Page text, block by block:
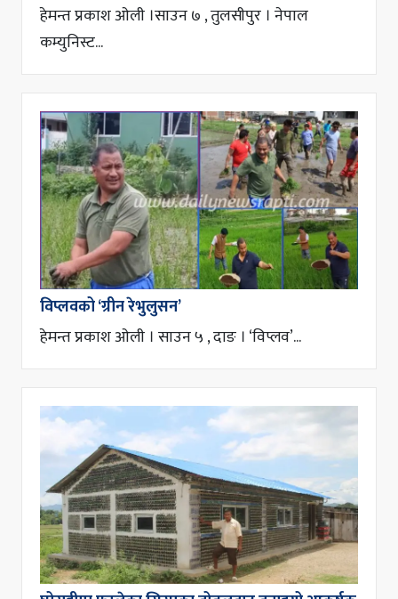
हेमन्त प्रकाश ओली ।साउन ७ , तुलसीपुर । नेपाल
कम्युनिस्ट...
विप्लवको ‘ग्रीन रेभुलुसन’
हेमन्त प्रकाश ओली । साउन ५ , दाङ । ‘विप्लव’...